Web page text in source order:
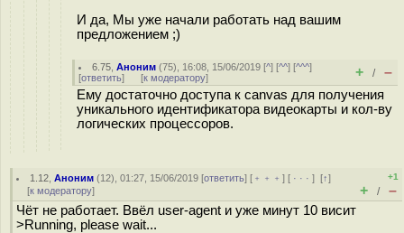
И да, Мы уже начали работать над вашим
предложением ;)
6.75 ,Аноним (75), 16:08, 15/06/2019 [^] [^^] [^^^]
[ответить] [к модератору] + / –
Ему достаточно доступа к canvas для получения
уникального идентификатора видеокарты и кол-ву
логических процессоров.
1.12 ,Аноним (12), 01:27, 15/06/2019 [ответить] [ ﹢﹢﹢] [ · · ·][↑]
[к модератору]
+1
+ / –
Чёт не работает. Ввёл user-agent и уже минут 10 висит
>Running, please wait...